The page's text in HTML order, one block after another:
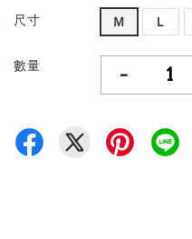
尺寸 Ｍ Ｌ
數量 -